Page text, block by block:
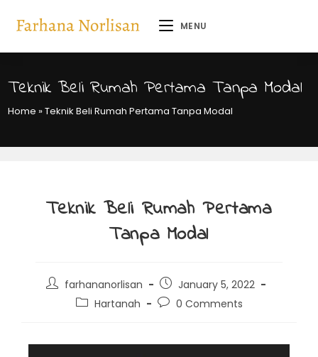
MENU
Teknik Beli Rumah Pertama Tanpa Modal
Home »Teknik Beli Rumah Pertama Tanpa Modal
Teknik Beli Rumah Pertama
Tanpa Modal
farhananorlisan
January 5, 2022
Hartanah
0 Comments